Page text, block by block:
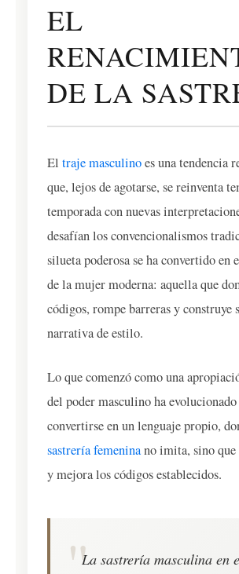
EL
DE LA
El traje masculinoes una tendencia
que, lejos de agotarse, se reinventa
temporada con nuevas
desafían los convencionalismos
silueta poderosa se ha convertido en
de la mujer moderna: aquella que
códigos, rompe barreras y construye
narrativa de estilo.
Lo que comenzó como una
del poder masculino ha evolucionado
convertirse en un lenguaje propio,
sastrería femeninano imita, sino
y mejora los códigos establecidos.
La sastrería masculina en